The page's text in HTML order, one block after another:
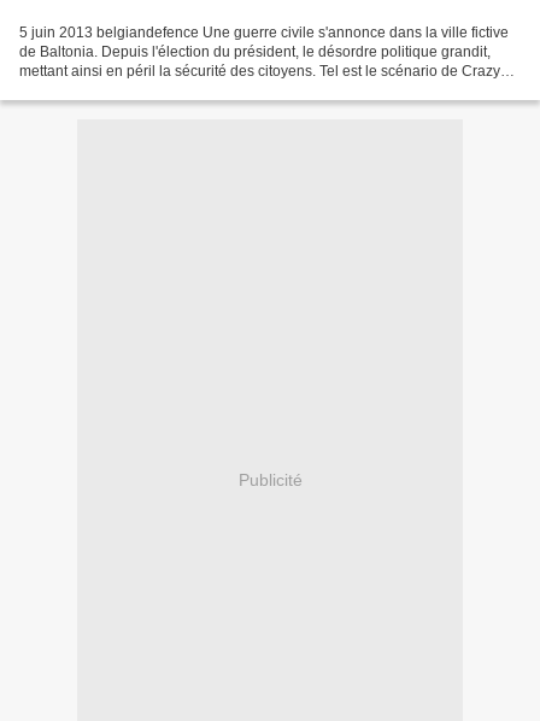
5 juin 2013 belgiandefence Une guerre civile s'annonce dans la ville fictive
de Baltonia. Depuis l'élection du président, le désordre politique grandit,
mettant ainsi en péril la sécurité des citoyens. Tel est le scénario de Crazy
Publicité